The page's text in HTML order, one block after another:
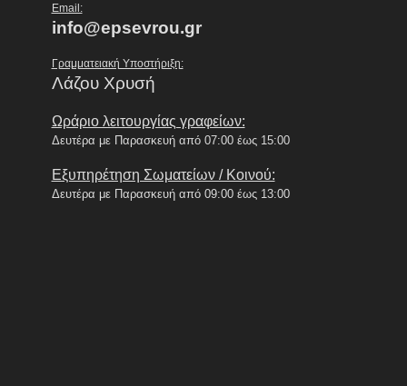
Email:
info@epsevrou.gr
Γραμματειακή Υποστήριξη:
Λάζου Χρυσή
Ωράριο λειτουργίας γραφείων:
Δευτέρα με Παρασκευή από 07:00 έως 15:00
Εξυπηρέτηση Σωματείων / Κοινού:
Δευτέρα με Παρασκευή από 09:00 έως 13:00